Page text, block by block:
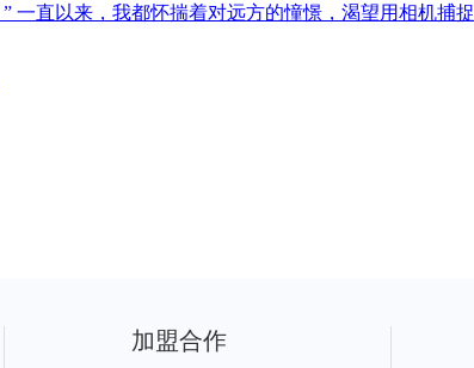
一直以来，我都怀揣着对远方的憧憬，渴望用相机捕捉
加盟合作